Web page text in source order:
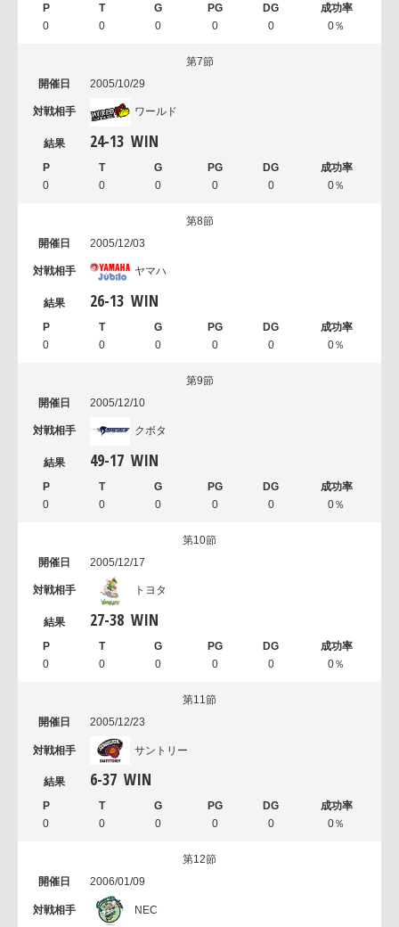
0 0 0 0 0 0％
第7節
2005/10/29
ワールド
24-13 WIN
0 0 0 0 0 0％
第8節
2005/12/03
ヤマハ
26-13 WIN
0 0 0 0 0 0％
第9節
2005/12/10
クボタ
49-17 WIN
0 0 0 0 0 0％
第10節
2005/12/17
トヨタ
27-38 WIN
0 0 0 0 0 0％
第11節
2005/12/23
サントリー
6-37 WIN
0 0 0 0 0 0％
第12節
2006/01/09
NEC